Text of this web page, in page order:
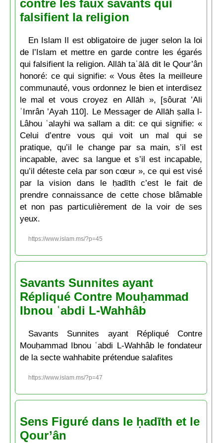
contre les faux savants qui
falsifient la religion
En Islam Il est obligatoire de juger selon la loi
de l’Islam et mettre en garde contre les égarés
qui falsifient la religion. Allāh taʿālā dit le Qour’ân
honoré: ce qui signifie: « Vous êtes la meilleure
communauté, vous ordonnez le bien et interdisez
le mal et vous croyez en Allāh », [sôurat ’Ali
ʿImrân ’Ayah 110]. Le Messager de Allāh ṣalla l-
Lâhou ʿalayhi wa sallam a dit: ce qui signifie: «
Celui d’entre vous qui voit un mal qui se
pratique, qu’il le change par sa main, s’il est
incapable, avec sa langue et s’il est incapable,
qu’il déteste cela par son cœur », ce qui est visé
par la vision dans le ḥadīth c’est le fait de
prendre connaissance de cette chose blâmable
et non pas particulièrement de la voir de ses
yeux.
https://www.islam.ms/?p=45
Savants Sunnites ayant
Répliqué Contre Mouḥammad
Ibnou ʿabdi L-Wahhâb
Savants Sunnites ayant Répliqué Contre
Mouḥammad Ibnou ʿabdi L-Wahhâb le fondateur
de la secte wahhabite prétendue salafites
https://www.islam.ms/?p=47
Sens Figuré dans le ḥadīth et le
Qour’ân